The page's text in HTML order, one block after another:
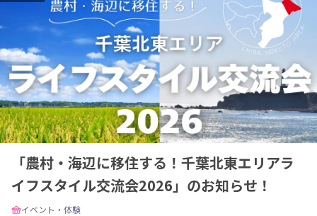
「農村・海辺に移住する！千葉北東エリアラ
イフスタイル交流会2026」のお知らせ！
イベント・体験